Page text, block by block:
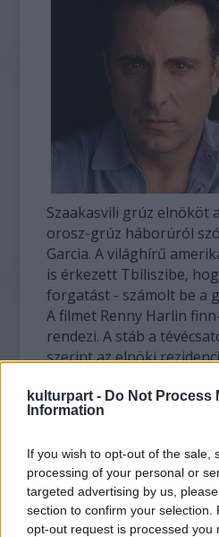
kulturpart - Do Not Process
Information
If you wish to opt-out of the sale,
processing of your personal or
targeted advertising by us,
section to confirm your selection.
opt-out request is processed you
Szaakasvili grúz elnököt
orosz-grúz háborúról
Garcia. A világhírű
is érkezett Tbiliszibe,
forgatást - számolt be a
A filmet Renny Harlin
rendezi. A stáb a
szerint az elnöki
Harlin korábban a Variety
mondta, hogy komoly
kiáltvány lesz". A film
egy operatőr történetén
be a háborút, amely a
Dél-Oszétiáért folyt.